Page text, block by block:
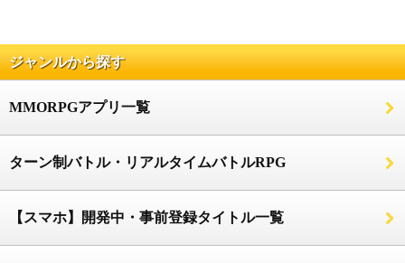
ジャンルから探す
MMORPGアプリ一覧
ターン制バトル・リアルタイムバトルRPG
【スマホ】開発中・事前登録タイトル一覧